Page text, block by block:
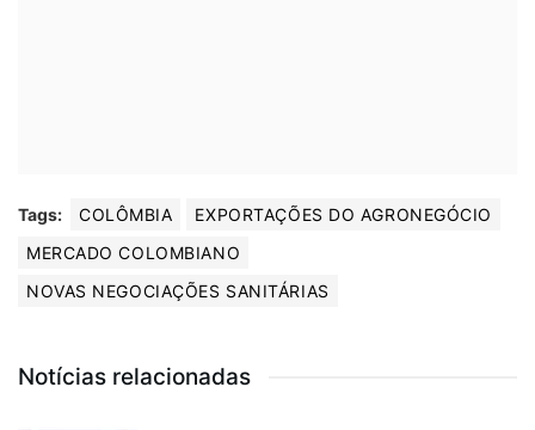
Tags: COLÔMBIA
EXPORTAÇÕES DO AGRONEGÓCIO
MERCADO COLOMBIANO
NOVAS NEGOCIAÇÕES SANITÁRIAS
Notícias relacionadas